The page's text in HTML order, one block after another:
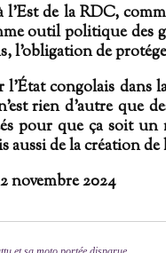
l’Est de la RDC,
outil politique des
l’obligation de
l’État congolais
rien d'autre que
pour que ça soit
aussi de la création
novembre 2024